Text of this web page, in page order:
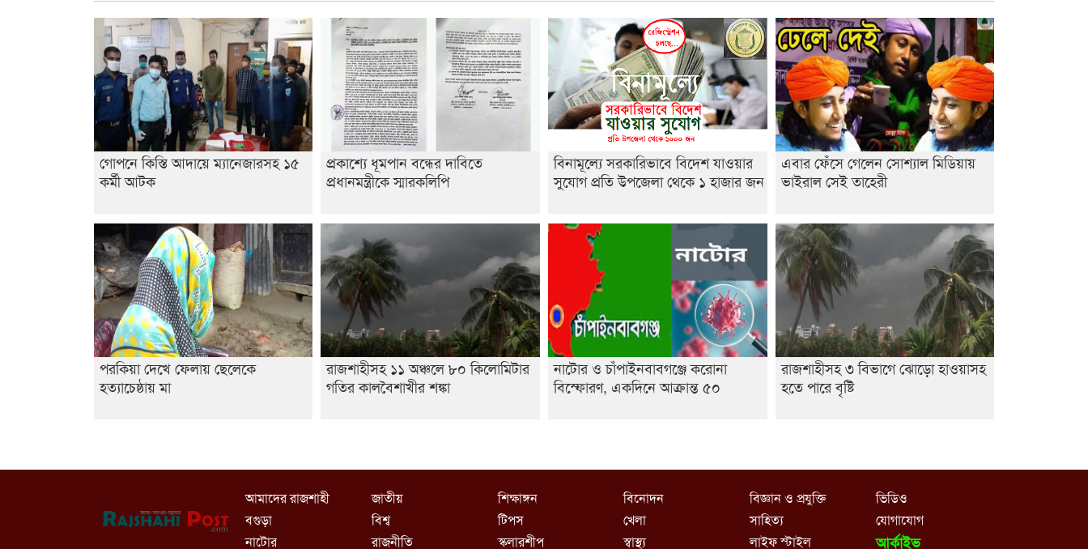
ডাকসুতে শিবিরের নিরঙ্কুশ জয়
রাজশাহীতে ট্রাকচাপায় ভ্যানচালক
নিহত
শেষ সময়ে ভোট কারচুরি অভিযোগ
আবিদের
গোপনে কিস্তি আদায়ে ম্যানেজারসহ ১৫
কর্মী আটক
প্রকাশ্যে ধূমপান বন্ধের দাবিতে
প্রধানমন্ত্রীকে স্মারকলিপি
বিনামূল্যে সরকারিভাবে বিদেশ যাওয়ার
সুযোগ প্রতি উপজেলা থেকে ১ হাজার জন
এবার ফেঁসে গেলেন সোশ্যাল মিডিয়ায়
ভাইরাল সেই তাহেরী
পরকিয়া দেখে ফেলায় ছেলেকে
হত্যাচেষ্ঠায় মা
রাজশাহীসহ ১১ অঞ্চলে ৮০ কিলোমিটার
গতির কালবৈশাখীর শঙ্কা
নাটোর ও চাঁপাইনবাবগঞ্জে করোনা
বিস্ফোরণ, একদিনে আক্রান্ত ৫০
রাজশাহীসহ ৩ বিভাগে ঝোড়ো হাওয়াসহ
হতে পারে বৃষ্টি
আমাদের রাজশাহী
বগুড়া
নাটোর
জাতীয়
বিশ্ব
রাজনীতি
শিক্ষাঙ্গন
টিপস
স্কলারশীপ
বিনোদন
খেলা
স্বাস্থ্য
বিজ্ঞান ও প্রযুক্তি
সাহিত্য
লাইফ স্টাইল
ভিডিও
যোগাযোগ
আর্কাইভ